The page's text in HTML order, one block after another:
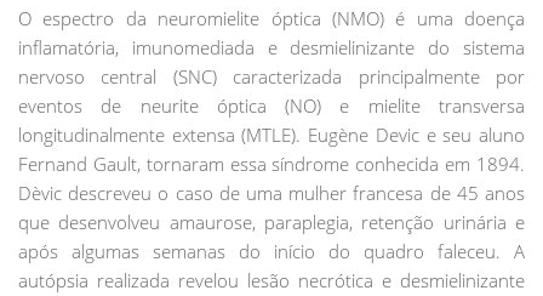
O espectro da neuromielite óptica (NMO) é uma doença
inflamatória, imunomediada e desmielinizante do sistema
nervoso central (SNC) caracterizada principalmente por
eventos de neurite óptica (NO) e mielite transversa
longitudinalmente extensa (MTLE). Eugène Devic e seu aluno
Fernand Gault, tornaram essa síndrome conhecida em 1894.
Dèvic descreveu o caso de uma mulher francesa de 45 anos
que desenvolveu amaurose, paraplegia, retenção urinária e
após algumas semanas do início do quadro faleceu. A
autópsia realizada revelou lesão necrótica e desmielinizante